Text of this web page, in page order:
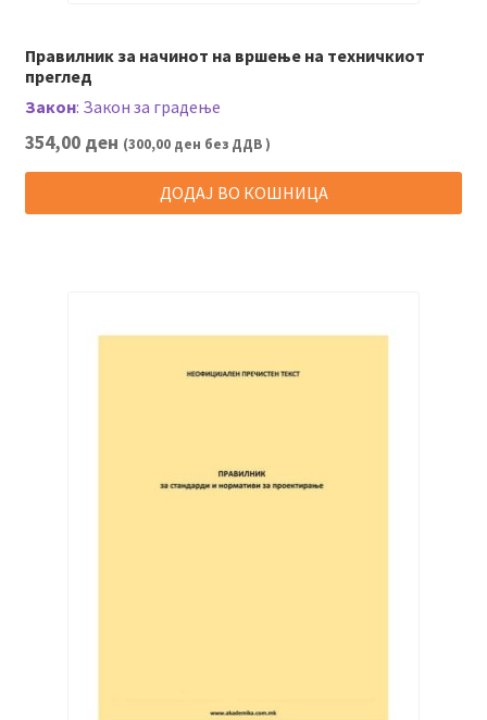
Правилник за начинот на вршење на техничкиот
преглед
Закон: Закон за градење
354,00 ден (300,00 ден без ДДВ )
ДОДАЈ ВО КОШНИЦА